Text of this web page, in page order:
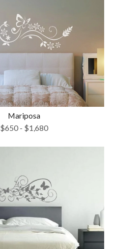
Mariposa
$650 - $1,680